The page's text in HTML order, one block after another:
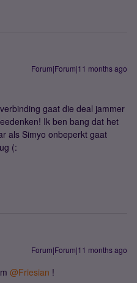
Forum|Forum|11 months ago
gaat die deal jammer
Ik ben bang dat het
als Simyo onbeperkt gaat
(:
Forum|Forum|11 months ago
@Friesian !